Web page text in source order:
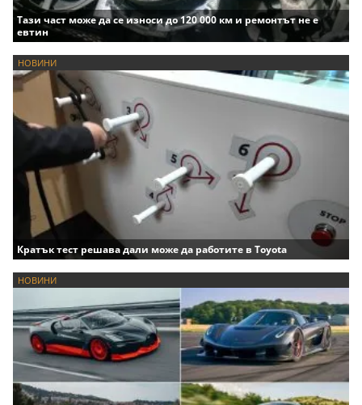
Тази част може да се износи до 120 000 км и ремонтът не е
евтин
НОВИНИ
Кратък тест решава дали може да работите в Toyota
НОВИНИ